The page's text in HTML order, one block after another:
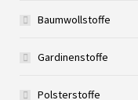
Baumwollstoffe
Gardinenstoffe
Polsterstoffe